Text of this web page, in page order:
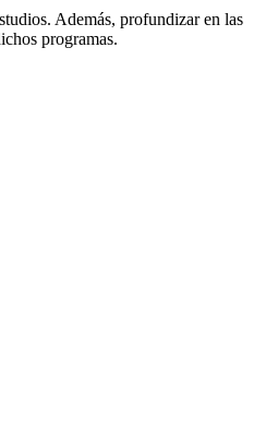
Además, profundizar en las
programas.